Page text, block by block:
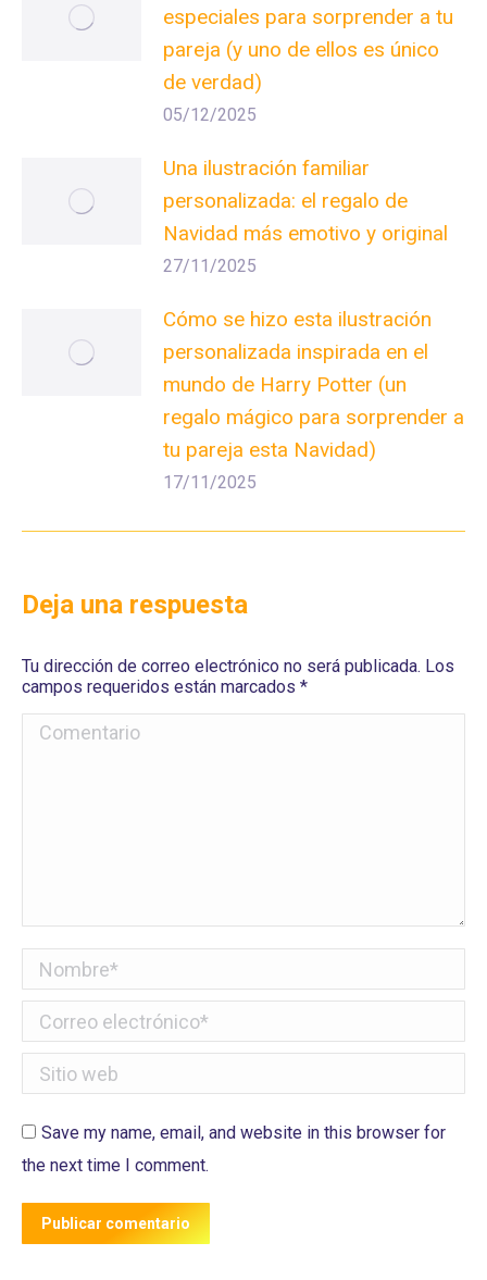
especiales para sorprender a tu
pareja (y uno de ellos es único
de verdad)
05/12/2025
Una ilustración familiar
personalizada: el regalo de
Navidad más emotivo y original
27/11/2025
Cómo se hizo esta ilustración
personalizada inspirada en el
mundo de Harry Potter (un
regalo mágico para sorprender a
tu pareja esta Navidad)
17/11/2025
Deja una respuesta
Tu dirección de correo electrónico no será publicada. Los
campos requeridos están marcados *
Comentario
Nombre *
Correo electrónico *
Sitio web
Save my name, email, and website in this browser for
the next time I comment.
Publicar comentario